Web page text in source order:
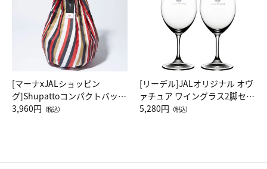
[マーナxJALショッピン
グ]Shupattoコンパクトバッグ
Drop JAL客室乗務員（LC）ス
3,960円 （税込）
[リーデル]JALオリジナル オヴ
ァチュア ワイングラス2脚セッ
ト（レッドワイン）
5,280円 （税込）